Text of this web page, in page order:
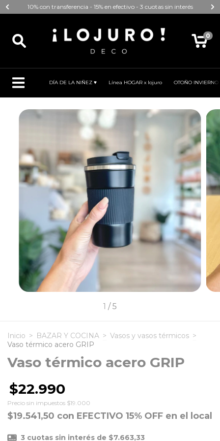
10% con transferencia - 15% en efectivo - 3 cuotas sin interés
0
DÍA DE LA NIÑEZ ♥ Línea HOGAR x lojuro OTOÑO INVIERNO
1 / 5
Inicio > BAZAR Y COCINA > Vasos y vasos térmicos >
Vaso térmico acero GRIP
Vaso térmico acero GRIP
$22.990
Precio sin impuestos $19.000
$19.541,50 con EFECTIVO 15% OFF en el local
3 cuotas sin interés de $7.663,33